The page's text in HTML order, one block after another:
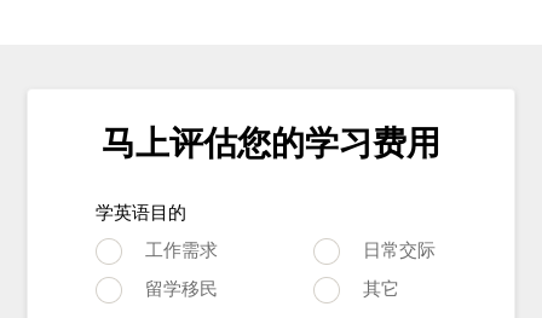
马上评估您的学习费用
学英语目的
工作需求
日常交际
留学移民
其它